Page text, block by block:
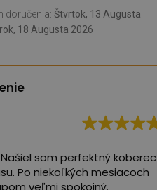
doručenia: Štvrtok, 13 Augusta
18 Augusta 2026
som perfektný koberec
Po niekoľkých mesiacoch
veľmi spokojný.